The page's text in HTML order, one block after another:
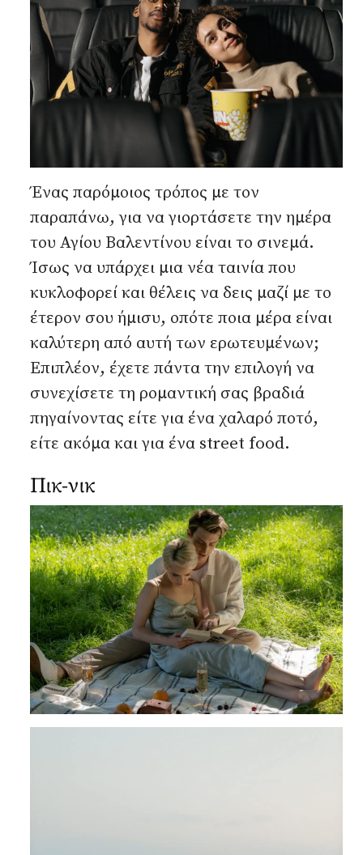
Ένας παρόμοιος τρόπος με τον
παραπάνω, για να γιορτάσετε την ημέρα
του Αγίου Βαλεντίνου είναι το σινεμά.
Ίσως να υπάρχει μια νέα ταινία που
κυκλοφορεί και θέλεις να δεις μαζί με το
έτερον σου ήμισυ, οπότε ποια μέρα είναι
καλύτερη από αυτή των ερωτευμένων;
Επιπλέον, έχετε πάντα την επιλογή να
συνεχίσετε τη ρομαντική σας βραδιά
πηγαίνοντας είτε για ένα χαλαρό ποτό,
είτε ακόμα και για ένα street food.
Πικ-νικ